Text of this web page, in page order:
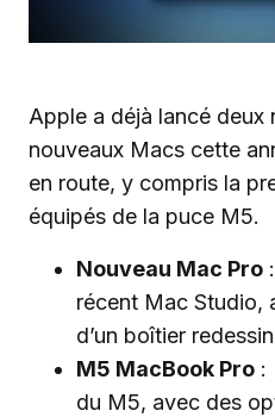
Apple a déjà lancé deux
nouveaux Macs cette
en route, y compris la
équipés de la puce M5.
Nouveau Mac Pro
récent Mac Studio,
d’un boîtier
M5 MacBook Pro :
du M5, avec des